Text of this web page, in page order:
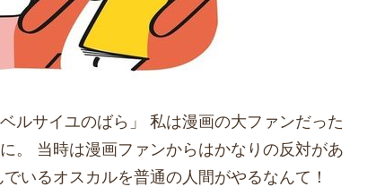
ルサイユのばら」 私は漫画の大ファンだった
。 当時は漫画ファンからはかなりの反対があ
いるオスカルを普通の人間がやるなんて！